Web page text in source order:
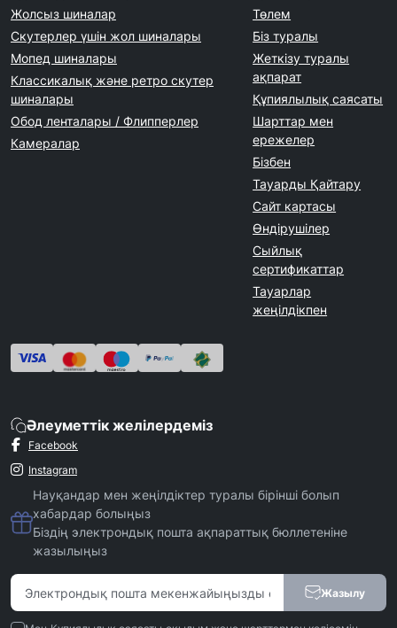
Жолсыз шиналар
Скутерлер үшін жол шиналары
Мопед шиналары
Классикалық және ретро скутер
шиналары
Обод ленталары / Флипперлер
Камералар
Төлем
Біз туралы
Жеткізу туралы
ақпарат
Құпиялылық саясаты
Шарттар мен
ережелер
Бізбен
Тауарды Қайтару
Сайт картасы
Өндірушілер
Сыйлық
сертификаттар
Тауарлар
жеңілдікпен
Әлеуметтік желілердеміз
Facebook
Instagram
Науқандар мен жеңілдіктер туралы бірінші болып
хабардар болыңыз
Біздің электрондық пошта ақпараттық бюллетеніне
жазылыңыз
Жазылу